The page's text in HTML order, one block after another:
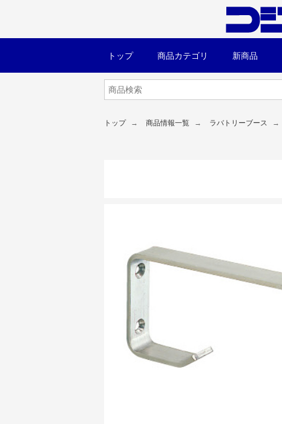
トップ 商品カテゴリ 新商品
トップ 商品情報一覧 ラバトリーブース